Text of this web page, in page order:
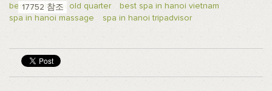
17752 참조
best spa hanoi old quarter
best spa in hanoi vietnam
spa in hanoi massage
spa in hanoi tripadvisor